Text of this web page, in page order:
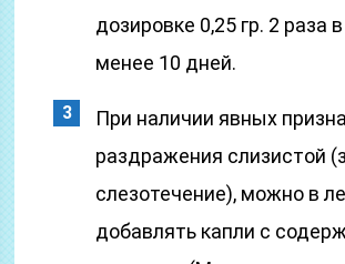
дозировке 0,25 гр. 2 раза
менее 10 дней.
При наличии явных
раздражения слизистой
слезотечение), можно в
добавлять капли с